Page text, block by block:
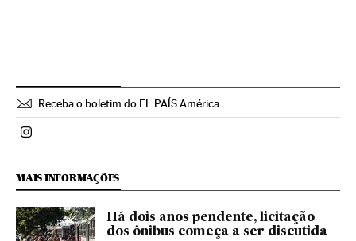
Receba o boletim do EL PAÍS América
Politica El País Brasil en Instagram
MAIS INFORMAÇÕES
Há dois anos pendente, licitação
dos ônibus começa a ser discutida